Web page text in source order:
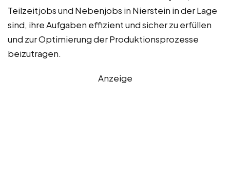
Teilzeitjobs und Nebenjobs in Nierstein in der Lage
sind, ihre Aufgaben effizient und sicher zu erfüllen
und zur Optimierung der Produktionsprozesse
beizutragen.
Anzeige